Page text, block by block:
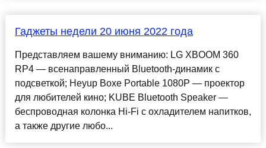
Гаджеты недели 20 июня 2022 года
Представляем вашему вниманию: LG XBOOM 360
RP4 — всенаправленный Bluetooth-динамик с
подсветкой; Heyup Boxe Portable 1080P — проектор
для любителей кино; KUBE Bluetooth Speaker —
беспроводная колонка Hi-Fi с охладителем напитков,
а также другие любо...